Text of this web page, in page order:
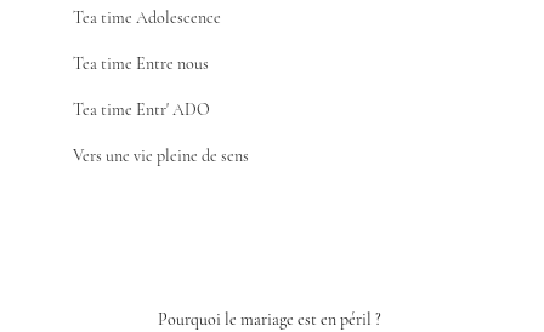
Tea time Adolescence
Tea time Entre nous
Tea time Entr' ADO
Vers une vie pleine de sens
Pourquoi le mariage est en péril ?